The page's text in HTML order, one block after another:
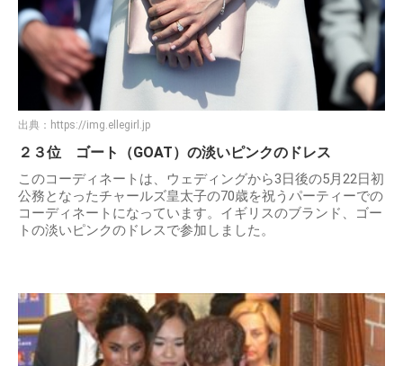
出典： https://img.ellegirl.jp
２３位 ゴート（GOAT）の淡いピンクのドレス
このコーディネートは、ウェディングから3日後の5月22日初
公務となったチャールズ皇太子の70歳を祝うパーティーでの
コーディネートになっています。イギリスのブランド、ゴー
トの淡いピンクのドレスで参加しました。